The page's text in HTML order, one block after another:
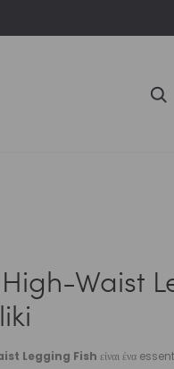
High-Waist
Legging Fish είναι ένα